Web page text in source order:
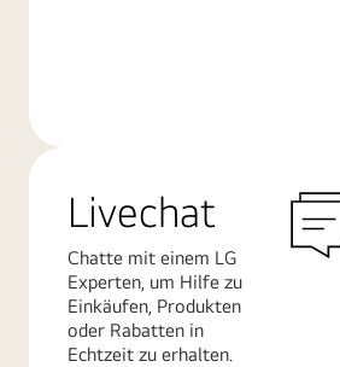
Livechat
Chatte mit einem LG
Experten, um Hilfe zu
Einkäufen, Produkten
oder Rabatten in
Echtzeit zu erhalten.